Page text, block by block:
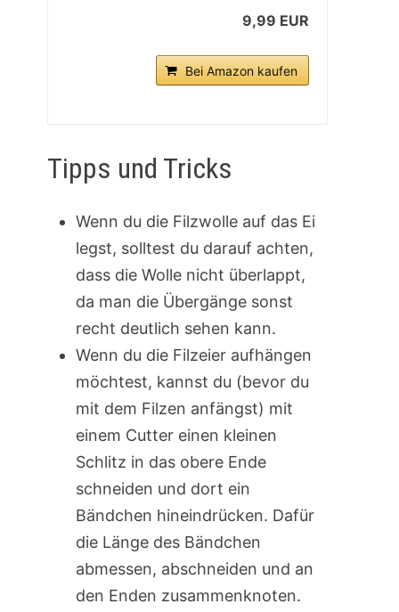
9,99 EUR
Bei Amazon kaufen
Tipps und Tricks
Wenn du die Filzwolle auf das Ei
legst, solltest du darauf achten,
dass die Wolle nicht überlappt,
da man die Übergänge sonst
recht deutlich sehen kann.
Wenn du die Filzeier aufhängen
möchtest, kannst du (bevor du
mit dem Filzen anfängst) mit
einem Cutter einen kleinen
Schlitz in das obere Ende
schneiden und dort ein
Bändchen hineindrücken. Dafür
die Länge des Bändchen
abmessen, abschneiden und an
den Enden zusammenknoten.